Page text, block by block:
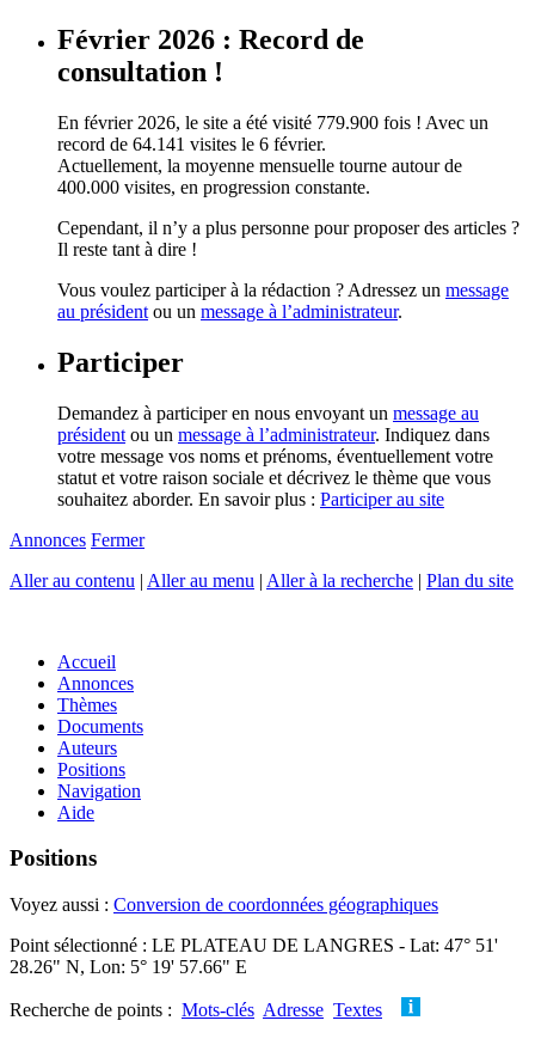
Février 2026 : Record de
consultation !
En février 2026, le site a été visité 779.900 fois ! Avec un
record de 64.141 visites le 6 février.
Actuellement, la moyenne mensuelle tourne autour de
400.000 visites, en progression constante.
Cependant, il n’y a plus personne pour proposer des articles ?
Il reste tant à dire !
Vous voulez participer à la rédaction ? Adressez un message
au président ou un message à l’administrateur.
Participer
Demandez à participer en nous envoyant un message au
président ou un message à l’administrateur. Indiquez dans
votre message vos noms et prénoms, éventuellement votre
statut et votre raison sociale et décrivez le thème que vous
souhaitez aborder. En savoir plus : Participer au site
Annonces Fermer
Aller au contenu | Aller au menu | Aller à la recherche | Plan du site
Accueil
Annonces
Thèmes
Documents
Auteurs
Positions
Navigation
Aide
Positions
Voyez aussi : Conversion de coordonnées géographiques
Point sélectionné : LE PLATEAU DE LANGRES - Lat: 47° 51'
28.26" N, Lon: 5° 19' 57.66" E
Recherche de points : Mots-clés Adresse Textes